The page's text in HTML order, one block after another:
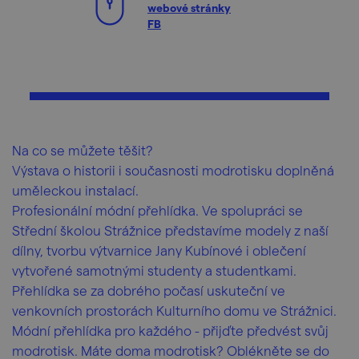
webové stránky
FB
Na co se můžete těšit?
Výstava o historii i současnosti modrotisku doplněná
uměleckou instalací.
Profesionální módní přehlídka. Ve spolupráci se
Střední školou Strážnice představíme modely z naší
dílny, tvorbu výtvarnice Jany Kubínové i oblečení
vytvořené samotnými studenty a studentkami.
Přehlídka se za dobrého počasí uskuteční ve
venkovních prostorách Kulturního domu ve Strážnici.
Módní přehlídka pro každého - přijďte předvést svůj
modrotisk. Máte doma modrotisk? Oblékněte se do